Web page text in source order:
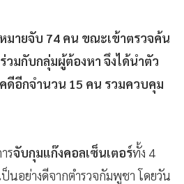
มายจับ 74 คน ขณะเข้าตรวจค้น
มกับกลุ่มผู้ต้องหา จึงได้นำตัว
ดีอีกจำนวน 15 คน รวมควบคุม
รจับกุมแก๊งคอลเซ็นเตอร์ทั้ง 4
นอย่างดีจากตำรวจกัมพูชา โดยวัน